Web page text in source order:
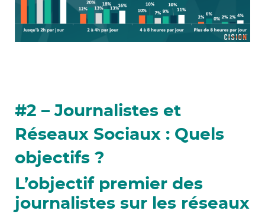
#2 – Journalistes et
Réseaux Sociaux : Quels
objectifs ?
L’objectif premier des
journalistes sur les réseaux